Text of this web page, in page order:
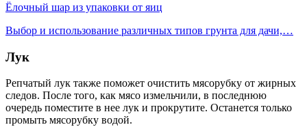
Ёлочный шар из упаковки от яиц
Выбор и использование различных типов грунта для дачи,…
Лук
Репчатый лук также поможет очистить мясорубку от жирных
следов. После того, как мясо измельчили, в последнюю
очередь поместите в нее лук и прокрутите. Останется только
промыть мясорубку водой.